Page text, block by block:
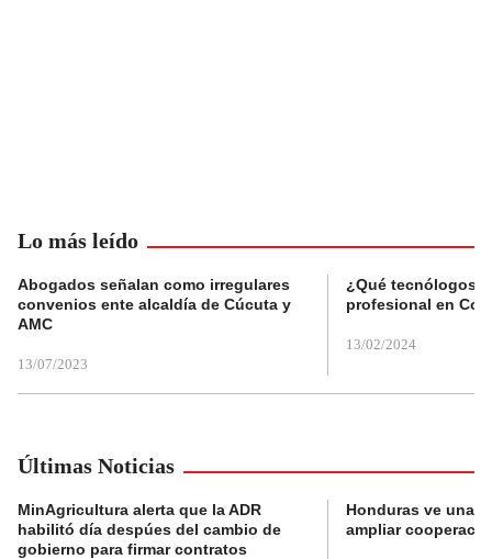
Lo más leído
Abogados señalan como irregulares
convenios ente alcaldía de Cúcuta y
AMC
13/07/2023
¿Qué tecnólogos
profesional en
13/02/2024
Últimas Noticias
MinAgricultura alerta que la ADR
habilitó día despúes del cambio de
gobierno para firmar contratos
Honduras ve una
ampliar